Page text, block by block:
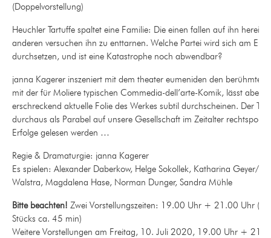
(Doppelvorstellung)
Heuchler Tartuffe spaltet eine Familie: Die einen fallen auf ihn herein,
anderen versuchen ihn zu enttarnen. Welche Partei wird sich am
durchsetzen, und ist eine Katastrophe noch abwendbar?
janna Kagerer inszeniert mit dem theater eumeniden den berühmten
mit der für Moliere typischen Commedia-dell’arte-Komik, lässt aber
erschreckend aktuelle Folie des Werkes subtil durchscheinen. Der
durchaus als Parabel auf unsere Gesellschaft im Zeitalter
Erfolge gelesen werden …
Regie & Dramaturgie: janna Kagerer
Es spielen: Alexander Daberkow, Helge Sokollek, Katharina Geyer/
Walstra, Magdalena Hase, Norman Dunger, Sandra Mühle
Bitte beachten! Zwei Vorstellungszeiten: 19.00 Uhr + 21.00 Uhr
Stücks ca. 45 min)
Weitere Vorstellungen am Freitag, 10. Juli 2020, 19.00 Uhr +